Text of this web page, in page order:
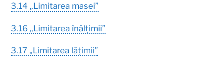
3.14 „Limitarea masei”
3.16 „Limitarea înălțimii”
3.17 „Limitarea lățimii”